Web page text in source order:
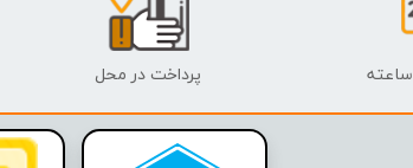
پرداخت در محل